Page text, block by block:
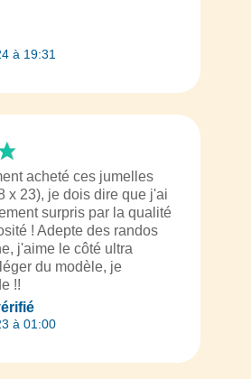
à 19:31
à 01:00
acheté ces jumelles
x 23), je dois dire que j'ai
surpris par la qualité
! Adepte des randos
j'aime le côté ultra
du modèle, je
!!